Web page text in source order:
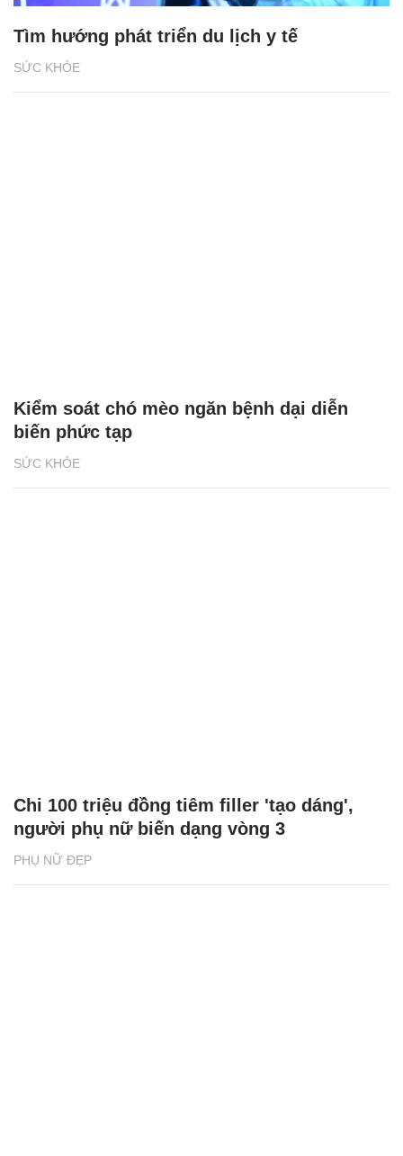
SỨC KHỎE
Tìm hướng phát triển du lịch y tế
SỨC KHỎE
Kiểm soát chó mèo ngăn bệnh dại diễn
biến phức tạp
PHỤ NỮ ĐẸP
Chi 100 triệu đồng tiêm filler 'tạo dáng',
người phụ nữ biến dạng vòng 3